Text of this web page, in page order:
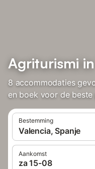
Agriturismi
8 accommodaties
en boek voor de beste
Bestemming
Valencia, Spanje
Aankomst
za 15-08